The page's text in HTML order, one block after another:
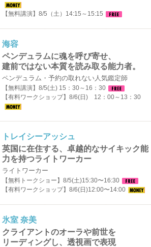
【無料講演】8/5（土）14:15～15:15
海容
ペンデュラムに魂を呼び寄せ、
建前ではない本質を読み取る能力者。
ペンデュラム・予約の取れない人気鑑定師
【無料講演】8/5(土) 15：30～16：30
【有料ワークショップ】8/6(日) 12：00～13：30
トレイシーアッシュ
英国に在住する、卓越的なサイキック能
力を持つライトワーカー
ライトワーカー
【無料トークショー】8/5(土)15:30〜16:30
【有料ワークショップ】8/6(日)12:00〜14:00
氷室 奈美
クライアントのオーラや前世を
リーディングし、透視画で表現